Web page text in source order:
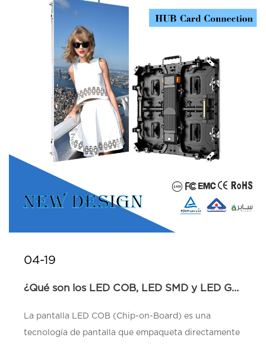
04-19
¿Qué son los LED COB, LED SMD y LED GOB?...
La pantalla LED COB (Chip-on-Board) es una
tecnología de pantalla que empaqueta directamente